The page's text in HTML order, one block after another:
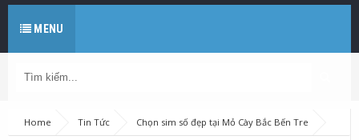
MENU
Home Tin Tức Chọn sim số đẹp tại Mỏ Cày Bắc Bến Tre